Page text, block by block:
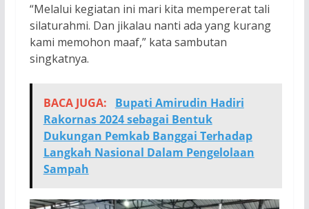
“Melalui kegiatan ini mari kita mempererat tali
silaturahmi. Dan jikalau nanti ada yang kurang
kami memohon maaf,” kata sambutan
singkatnya.
BACA JUGA:
Bupati Amirudin Hadiri
Rakornas 2024 sebagai Bentuk
Dukungan Pemkab Banggai Terhadap
Langkah Nasional Dalam Pengelolaan
Sampah